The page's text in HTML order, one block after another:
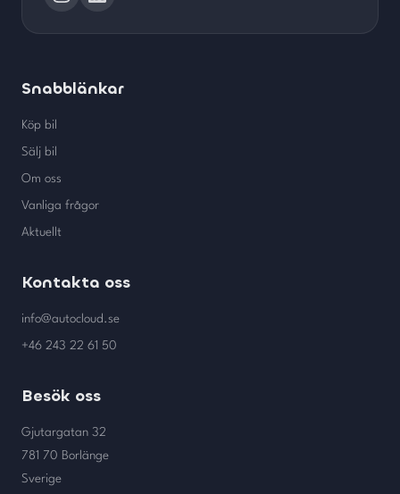
Snabblänkar
Köp bil
Sälj bil
Om oss
Vanliga frågor
Aktuellt
Kontakta oss
info@autocloud.se
+46 243 22 61 50
Besök oss
Gjutargatan 32
781 70 Borlänge
Sverige